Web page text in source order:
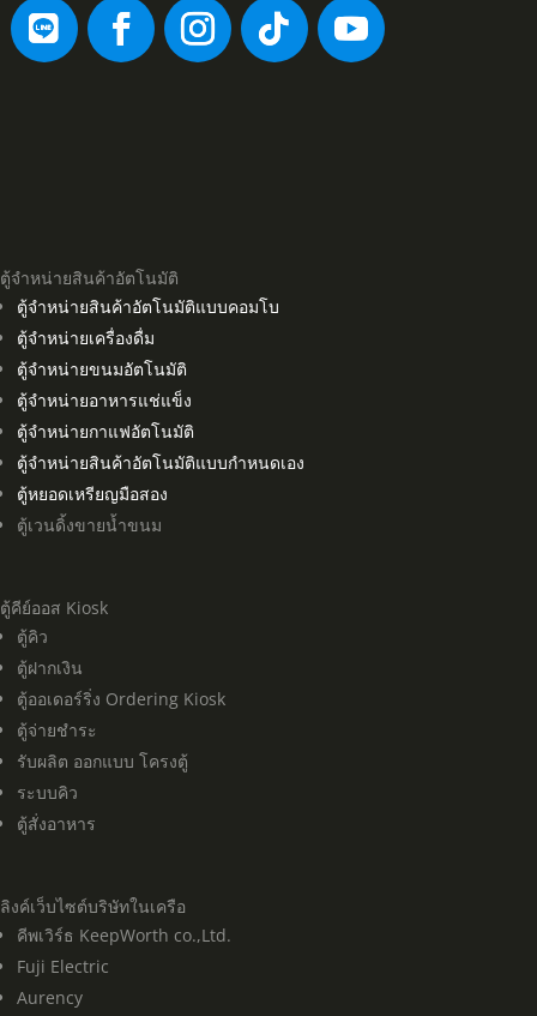
ตู้จำหน่ายสินค้าอัตโนมัติ
ตู้จำหน่ายสินค้าอัตโนมัติแบบคอมโบ
ตู้จำหน่ายเครื่องดื่ม
ตู้จำหน่ายขนมอัตโนมัติ
ตู้จำหน่ายอาหารแช่แข็ง
ตู้จำหน่ายกาแฟอัตโนมัติ
ตู้จำหน่ายสินค้าอัตโนมัติแบบกำหนดเอง
ตู้หยอดเหรียญมือสอง
ตู้เวนดิ้งขายน้ำขนม
ตู้คีย์ออส Kiosk
ตู้คิว
ตู้ฝากเงิน
ตู้ออเดอร์ริ่ง Ordering Kiosk
ตู้จ่ายชำระ
รับผลิต ออกแบบ โครงตู้
ระบบคิว
ตู้สั่งอาหาร
ลิงค์เว็บไซต์บริษัทในเครือ
คีพเวิร์ธ KeepWorth co.,Ltd.
Fuji Electric
Aurency